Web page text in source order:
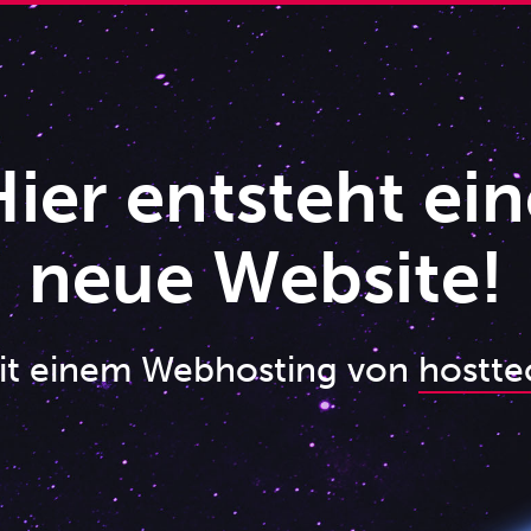
entsteht
neue Website!
einem Webhosting von